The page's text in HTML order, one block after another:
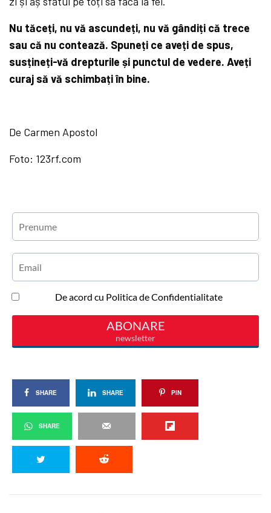
Nu tăceți, nu vă ascundeți, nu vă gândiți că trece
sau că nu contează. Spuneți ce aveți de spus,
susțineți-vă drepturile și punctul de vedere. Aveți
curaj să vă schimbați în bine.
De Carmen Apostol
Foto: 123rf.com
SHARE SHARE PIN
SHARE